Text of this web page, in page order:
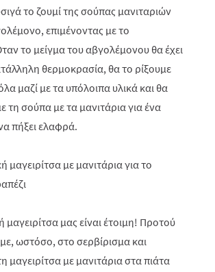
το ζουμί της σούπας μανιταριών
επιμένοντας με το
το μείγμα του αβγολέμονου θα έχει
θερμοκρασία, θα το ρίξουμε
μαζί με τα υπόλοιπα υλικά και θα
τη σούπα με τα μανιτάρια για ένα
πήξει ελαφρά.
μαγειρίτσα μας είναι έτοιμη! Προτού
ωστόσο, στο σερβίρισμα και
μαγειρίτσα με μανιτάρια στα πιάτα